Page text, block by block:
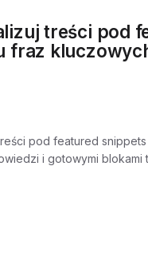
treści pod
fraz
pod featured
i gotowymi blokami